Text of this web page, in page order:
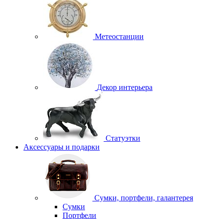
Метеостанции
Декор интерьера
Статуэтки
Аксессуары и подарки
Сумки, портфели, галантерея
Сумки
Портфели